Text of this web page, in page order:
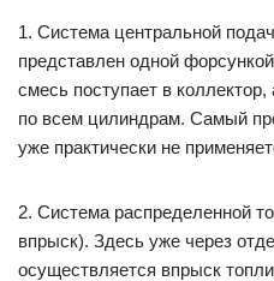
1. Система центральной
представлен одной
смесь поступает в
по всем цилиндрам. Самый
уже практически не
2. Система распределенной
впрыск). Здесь уже через
осуществляется впрыск